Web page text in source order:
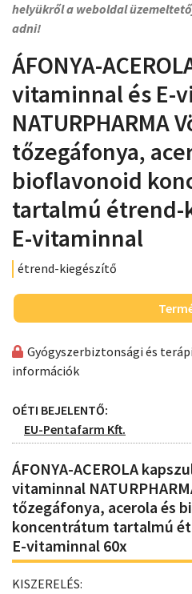
helyükről a weboldal
adni!
ÁFONYA-
vitaminnal és E-
NATURPHARMA
tőzegáfonya,
bioflavonoid
tartalmú étrend-
E-vitaminnal
étrend-kiegészítő
Gyógyszerbiztonsági és
információk
OÉTI BEJELENTŐ:
EU-Pentafarm Kft.
ÁFONYA-ACEROLA
vitaminnal
tőzegáfonya, acerola és
koncentrátum tartalmú
E-vitaminnal 60x
KISZERELÉS: